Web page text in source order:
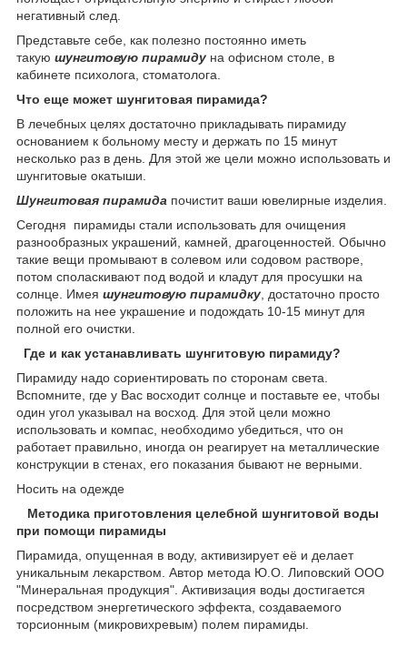
негативный след.
Представьте себе, как полезно постоянно иметь
такую шунгитовую пирамиду на офисном столе, в
кабинете психолога, стоматолога.
Что еще может шунгитовая пирамида?
В лечебных целях достаточно прикладывать пирамиду
основанием к больному месту и держать по 15 минут
несколько раз в день. Для этой же цели можно использовать и
шунгитовые окатыши.
Шунгитовая пирамида почистит ваши ювелирные изделия.
Сегодня пирамиды стали использовать для очищения
разнообразных украшений, камней, драгоценностей. Обычно
такие вещи промывают в солевом или содовом растворе,
потом споласкивают под водой и кладут для просушки на
солнце. Имея шунгитовую пирамидку , достаточно просто
положить на нее украшение и подождать 10-15 минут для
полной его очистки.
Где и как устанавливать шунгитовую пирамиду?
Пирамиду надо сориентировать по сторонам света.
Вспомните, где у Вас восходит солнце и поставьте ее, чтобы
один угол указывал на восход. Для этой цели можно
использовать и компас, необходимо убедиться, что он
работает правильно, иногда он реагирует на металлические
конструкции в стенах, его показания бывают не верными.
Носить на одежде
Методика приготовления целебной шунгитовой воды
при помощи пирамиды
Пирамида, опущенная в воду, активизирует её и делает
уникальным лекарством. Автор метода Ю.О. Липовский ООО
"Минеральная продукция". Активизация воды достигается
посредством энергетического эффекта, создаваемого
торсионным (микровихревым) полем пирамиды.